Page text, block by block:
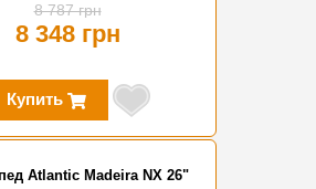
8 787 грн
8 348 грн
Купить
Atlantic Madeira NX 26"